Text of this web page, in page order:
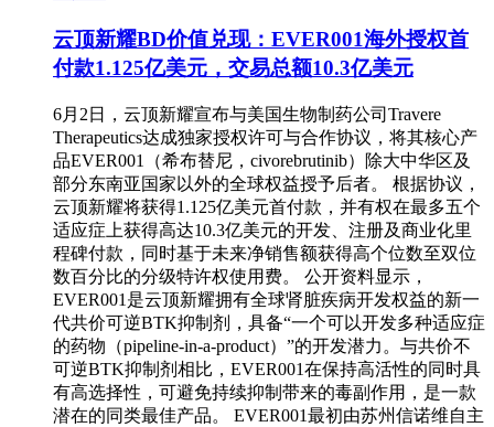
云顶新耀BD价值兑现：EVER001海外授权首
付款1.125亿美元，交易总额10.3亿美元
6月2日，云顶新耀宣布与美国生物制药公司Travere
Therapeutics达成独家授权许可与合作协议，将其核心产
品EVER001（希布替尼，civorebrutinib）除大中华区及
部分东南亚国家以外的全球权益授予后者。 根据协议，
云顶新耀将获得1.125亿美元首付款，并有权在最多五个
适应症上获得高达10.3亿美元的开发、注册及商业化里
程碑付款，同时基于未来净销售额获得高个位数至双位
数百分比的分级特许权使用费。 公开资料显示，
EVER001是云顶新耀拥有全球肾脏疾病开发权益的新一
代共价可逆BTK抑制剂，具备“一个可以开发多种适应症
的药物（pipeline-in-a-product）”的开发潜力。与共价不
可逆BTK抑制剂相比，EVER001在保持高活性的同时具
有高选择性，可避免持续抑制带来的毒副作用，是一款
潜在的同类最佳产品。 EVER001最初由苏州信诺维自主